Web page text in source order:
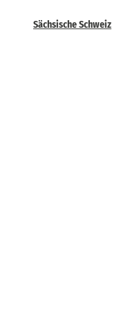
Sächsische Schweiz